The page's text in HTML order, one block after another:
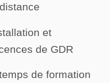
et
de GDR
de formation